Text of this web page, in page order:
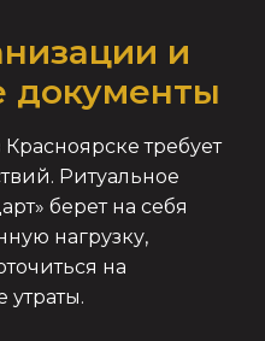
и
документы
требует
Ритуальное
берет на себя
нагрузку,
на
утраты.